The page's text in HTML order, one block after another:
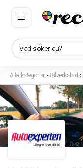
Vad söker du?
Alla kategorier › Bilverkstad ›